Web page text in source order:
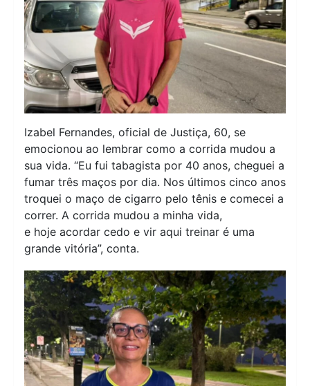
Izabel Fernandes, oficial de Justiça, 60, se
emocionou ao lembrar como a corrida mudou a
sua vida. “Eu fui tabagista por 40 anos, cheguei a
fumar três maços por dia. Nos últimos cinco anos
troquei o maço de cigarro pelo tênis e comecei a
correr. A corrida mudou a minha vida,
e hoje acordar cedo e vir aqui treinar é uma
grande vitória”, conta.